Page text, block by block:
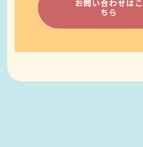
お問い合わせはこ
ちら